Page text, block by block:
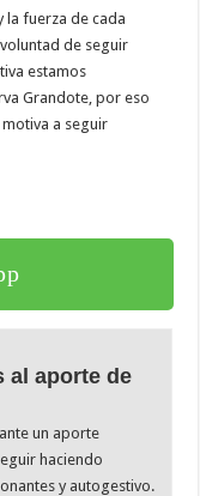
la fuerza de cada
de seguir
estamos
Grandote, por eso
a seguir
al aporte de
un aporte
haciendo
y autogestivo.